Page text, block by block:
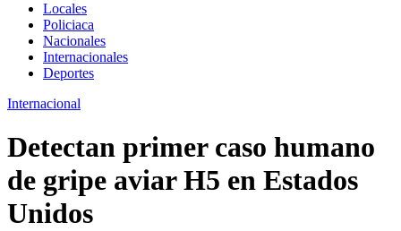
Locales
Policiaca
Nacionales
Internacionales
Deportes
Internacional
Detectan primer caso humano
de gripe aviar H5 en Estados
Unidos